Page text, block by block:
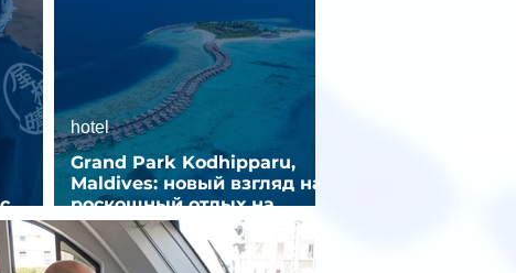
Grand Park Kodhipparu,
Maldives: новый взгляд на
роскошный отдых на
Мальдивах
hotel